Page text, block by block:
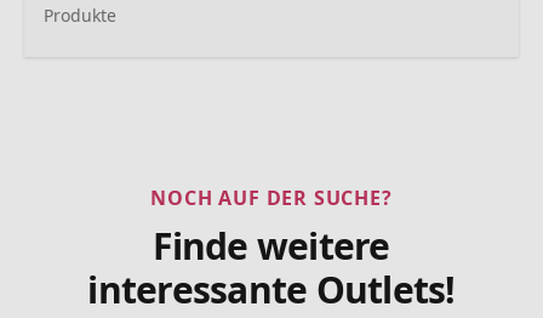
Produkte
NOCH AUF DER SUCHE?
Finde weitere
interessante Outlets!